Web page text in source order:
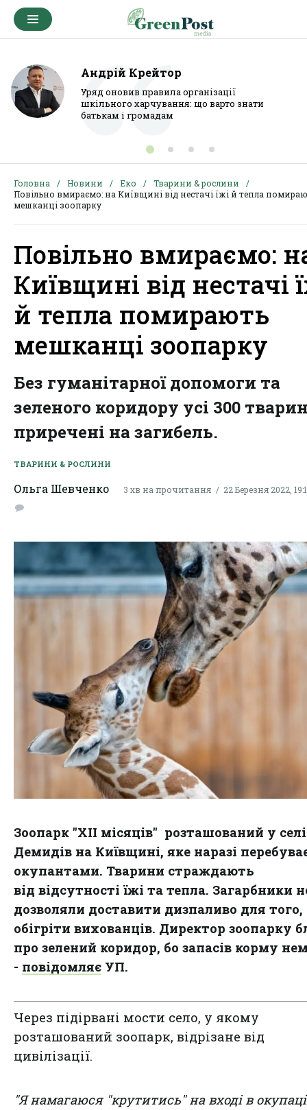
Андрій Крейтор
Уряд оновив правила організації
шкільного харчування: що варто знати
батькам і громадам
Головна Новини Еко
Тварини & рослини
Повільно вмираємо: на Київщині від нестачі їжі й тепла
мешканці зоопарку
Повільно вмираємо:
Київщині від нестачі
й тепла помирають
мешканці зоопарку
Без гуманітарної допомоги та
зеленого коридору усі 300
приречені на загибель.
ТВАРИНИ & РОСЛИНИ
Ольга Шевченко 3 хв на прочитання 22 Березня 2022,
Зоопарк "XII місяців" розташований у селі
Демидів на Київщині, яке наразі
окупантами. Тварини страждають
від відсутності їжі та тепла. Загарбники
дозволяли доставити дизпаливо для
обігріти вихованців. Директор зоопарку
про зелений коридор, бо запасів корму
- повідомляє УП.
Через підірвані мости село, у якому
розташований зоопарк, відрізане від
цивілізації.
"Я намагаюся "крутитись" на вході в